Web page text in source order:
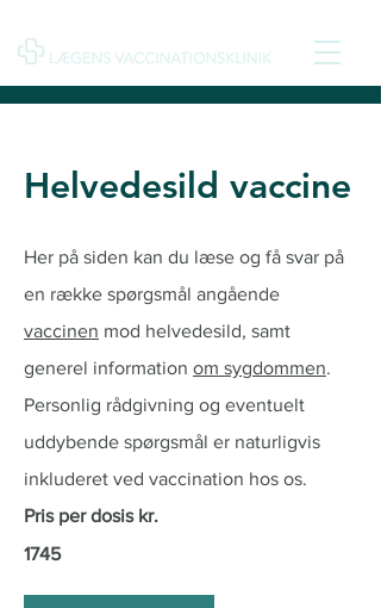
Her på siden kan du læse og få svar på
en række spørgsmål angående
vaccinen mod helvedesild, samt
generel information om sygdommen.
Personlig rådgivning og eventuelt
uddybende spørgsmål er naturligvis
inkluderet ved vaccination hos os.
Pris per dosiskr.
1745
Helvedesild vaccine